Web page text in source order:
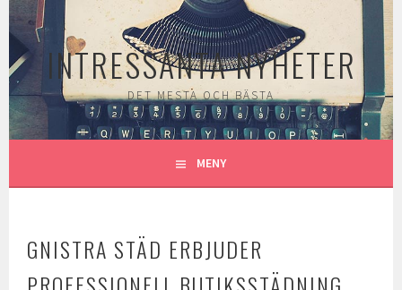
Gå
till
innehållINTRESSANTA NYHETER
DET MESTA OCH BÄSTA
MENY
GNISTRA STÄD ERBJUDER